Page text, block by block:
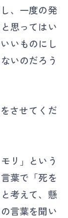
、一度の発
思ってはい
いものにし
いのだろう
させてくだ
リ」という
葉で「死を
考えて、懸
言葉を聞い